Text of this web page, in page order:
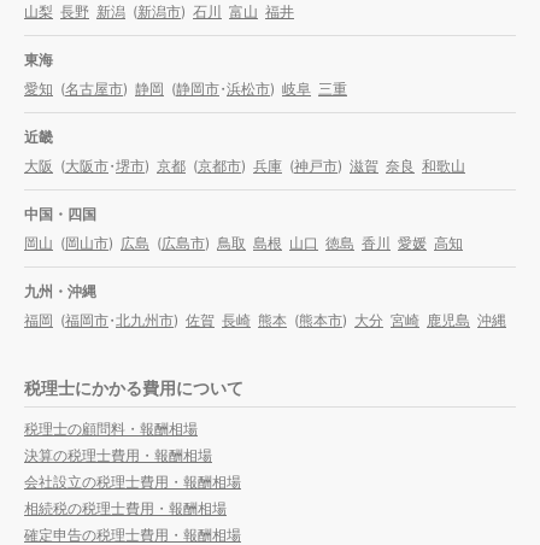
山梨 長野 新潟 (新潟市) 石川 富山 福井
東海
愛知 (名古屋市) 静岡 (静岡市・浜松市) 岐阜 三重
近畿
大阪 (大阪市・堺市) 京都 (京都市) 兵庫 (神戸市) 滋賀 奈良 和歌山
中国・四国
岡山 (岡山市) 広島 (広島市) 鳥取 島根 山口 徳島 香川 愛媛 高知
九州・沖縄
福岡 (福岡市・北九州市) 佐賀 長崎 熊本 (熊本市) 大分 宮崎 鹿児島 沖縄
税理士にかかる費用について
税理士の顧問料・報酬相場
決算の税理士費用・報酬相場
会社設立の税理士費用・報酬相場
相続税の税理士費用・報酬相場
確定申告の税理士費用・報酬相場